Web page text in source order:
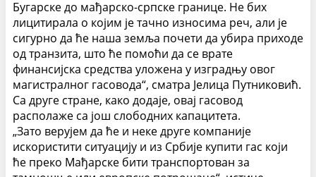
Бугарске до мађарско-српске границе. Не бих
лицитирала о којим је тачно износима реч, али је
сигурно да ће наша земља почети да убира приходе
од транзита, што ће помоћи да се врате
финансијска средства уложена у изградњу овог
магистралног гасовода“, сматра Јелица Путниковић.
Са друге стране, како додаје, овај гасовод
располаже са још слободних капацитета.
„Зато верујем да ће и неке друге компаније
искористити ситуацију и из Србије купити гас који
ће преко Мађарске бити транспортован за